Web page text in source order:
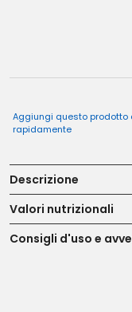
Aggiungi questo prodotto
rapidamente
Descrizione
Valori nutrizionali
Consigli d'uso e